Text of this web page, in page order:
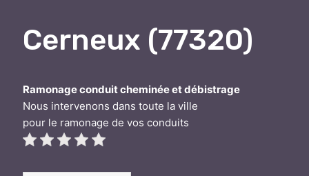
Cerneux (77320)
Ramonage conduit cheminée et débistrage
Nous intervenons dans toute la ville
pour le ramonage de vos conduits